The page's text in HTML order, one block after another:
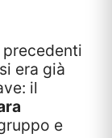
era già
il
e